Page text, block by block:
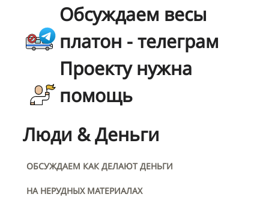
Обсуждаем весы
платон - телеграм
Проекту нужна
помощь
Люди & Деньги
ОБСУЖДАЕМ КАК ДЕЛАЮТ ДЕНЬГИ
НА НЕРУДНЫХ МАТЕРИАЛАХ